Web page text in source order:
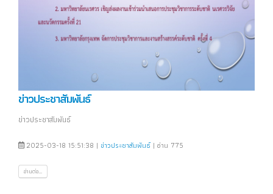
ข่าวประชาสัมพันธ์
ข่าวประชาสัมพันธ์
2025-03-18 15:51:38 | ข่าวประชาสัมพันธ์| อ่าน 775
อ่านต่อ...